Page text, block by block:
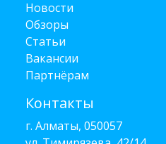
Новости
Обзоры
Статьи
Вакансии
Партнёрам
Контакты
г. Алматы, 050057